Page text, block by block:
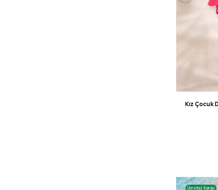
Kız Çocuk
Ücretsiz Kargo